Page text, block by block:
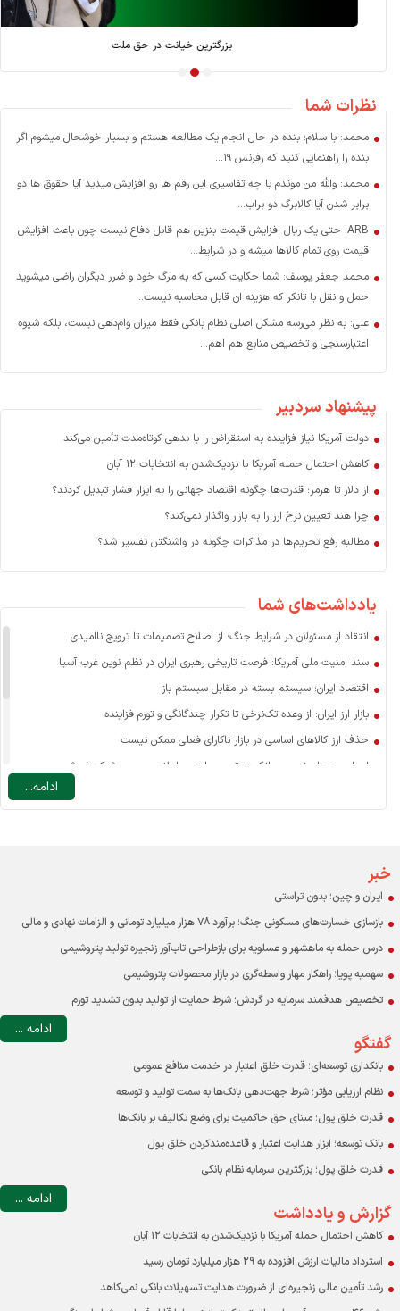
بازسازی بعد از جنگ؛ کارویژه بانک توسعه
نظرات شما
محمد: با سلام؛ بنده در حال انجام یک مطالعه هستم و بسیار خوشحال میشوم اگر
بنده را راهنمایی کنید که رفرنس ۱۹...
محمد: والله من موندم با چه تفاسیری این رقم ها رو افزایش میدید آیا حقوق ها دو
برابر شدن آیا کالابرگ دو براب...
ARB: حتی یک ریال افزایش قیمت بنزین هم قابل دفاع نیست چون باعث افزایش
قیمت روی تمام کالاها میشه و در شرایط...
محمد جعفر یوسف: شما حکایت کسی که به مرگ خود و ضرر دیگران راضی میشوید
حمل و نقل با تانکر که هزینه ان قابل محاسبه نیست...
علی: به نظر می‌رسه مشکل اصلی نظام بانکی فقط میزان وام‌دهی نیست، بلکه شیوه
اعتبارسنجی و تخصیص منابع هم اهم...
پیشنهاد سردبیر
دولت آمریکا نیاز فزاینده به استقراض را با بدهی کوتاه‌مدت تأمین می‌کند
کاهش احتمال حمله آمریکا با نزدیک‌شدن به انتخابات ۱۲ آبان
از دلار تا هرمز؛ قدرت‌ها چگونه اقتصاد جهانی را به ابزار فشار تبدیل کردند؟
چرا هند تعیین نرخ ارز را به بازار واگذار نمی‌کند؟
مطالبه رفع تحریم‌ها در مذاکرات چگونه در واشنگتن تفسیر شد؟
یادداشت‌های شما
انتقاد از مسئولان در شرایط جنگ؛ از اصلاح تصمیمات تا ترویج ناامیدی
سند امنیت ملی آمریکا: فرصت تاریخی رهبری ایران در نظم نوین غرب آسیا
اقتصاد ایران؛ سیستم بسته در مقابل سیستم باز
بازار ارز ایران: از وعده تک‌نرخی تا تکرار چندگانگی و تورم فزاینده
حذف ارز کالاهای اساسی در بازار ناکارای فعلی ممکن نیست
اسرار سودهای نجومی بانک‌ها: تسعیر ارز، معاملات صوری و شرکت‌فروشی
ادامه...
خبر
ایران و چین؛ بدون تراستی
بازسازی خسارت‌های مسکونی جنگ؛ برآورد ۷۸ هزار میلیارد تومانی و الزامات نهادی و مالی
درس حمله به ماهشهر و عسلویه برای بازطراحی تاب‌آور زنجیره تولید پتروشیمی
سهمیه پویا؛ راهکار مهار واسطه‌گری در بازار محصولات پتروشیمی
تخصیص هدفمند سرمایه در گردش؛ شرط حمایت از تولید بدون تشدید تورم
ادامه ...
گفتگو
بانکداری توسعه‌ای؛ قدرت خلق اعتبار در خدمت منافع عمومی
نظام ارزیابی مؤثر؛ شرط جهت‌دهی بانک‌ها به سمت تولید و توسعه
قدرت خلق پول؛ مبنای حق حاکمیت برای وضع تکالیف بر بانک‌ها
بانک توسعه؛ ابزار هدایت اعتبار و قاعده‌مندکردن خلق پول
قدرت خلق پول؛ بزرگترین سرمایه نظام بانکی
ادامه ...
گزارش و یادداشت
کاهش احتمال حمله آمریکا با نزدیک‌شدن به انتخابات ۱۲ آبان
استرداد مالیات ارزش افزوده به ۲۹ هزار میلیارد تومان رسید
رشد تأمین مالی زنجیره‌ای از ضرورت هدایت تسهیلات بانکی نمی‌کاهد